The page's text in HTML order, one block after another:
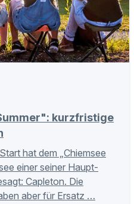
kurzfristige
hat dem „Chiemsee
einer seiner Haupt-
Capleton. Die
aber für Ersatz …